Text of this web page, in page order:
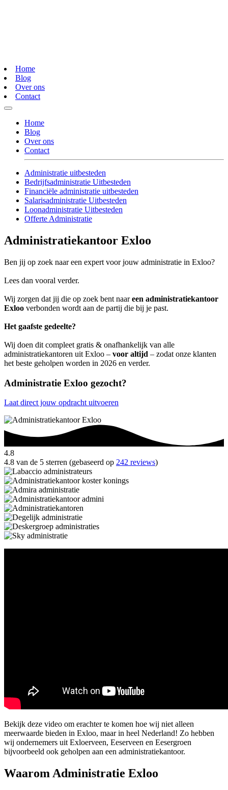
Home
Blog
Over ons
Contact
Home
Blog
Over ons
Contact
Administratie uitbesteden
Bedrijfsadministratie Uitbesteden
Financiële administratie uitbesteden
Salarisadministratie Uitbesteden
Loonadministratie Uitbesteden
Offerte Administratie
Administratiekantoor Exloo
Ben jij op zoek naar een expert voor jouw administratie in Exloo?
Lees dan vooral verder.
Wij zorgen dat jij die op zoek bent naareen administratiekantoor
Exloo verbonden wordt aan de partij die bij je past.
Het gaafste gedeelte?
Wij doen dit compleet gratis & onafhankelijk van alle
administratiekantoren uit Exloo – voor altijd – zodat onze klanten
het beste geholpen worden in 2026 en verder.
Administratie Exloo gezocht?
Laat direct jouw opdracht uitvoeren
4.8
4.8 van de 5 sterren (gebaseerd op 242 reviews)
Bekijk deze video om erachter te komen hoe wij niet alleen
meerwaarde bieden in Exloo, maar in heel Nederland! Zo hebben
wij ondernemers uit Exloerveen, Eeserveen en Eesergroen
bijvoorbeeld ook geholpen aan een administratiekantoor.
Waarom Administratie Exloo